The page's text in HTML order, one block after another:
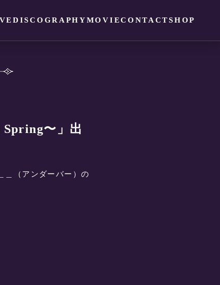
DISCOGRAPHYMOVIECONTACTSHOP
〜」出
（アンダーバー）の